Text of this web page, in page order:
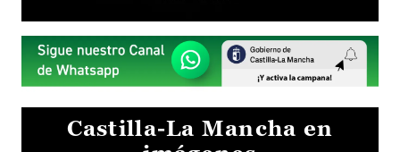
Castilla-La Mancha en